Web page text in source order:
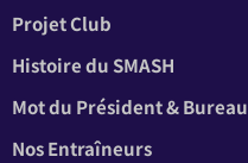
Projet Club
Histoire du SMASH
Mot du Président & Bureau
Nos Entraîneurs